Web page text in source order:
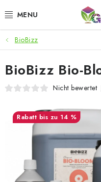
Inhalt
ANGEBOTE
LED PFLANZENLAMPEN
ANBAUBEDARF FÜR DEN
AQUARISTIK
SMARTER GARTEN
BioBizz
BioBizz Bio-
Nicht bewertet
bis zu 14 %